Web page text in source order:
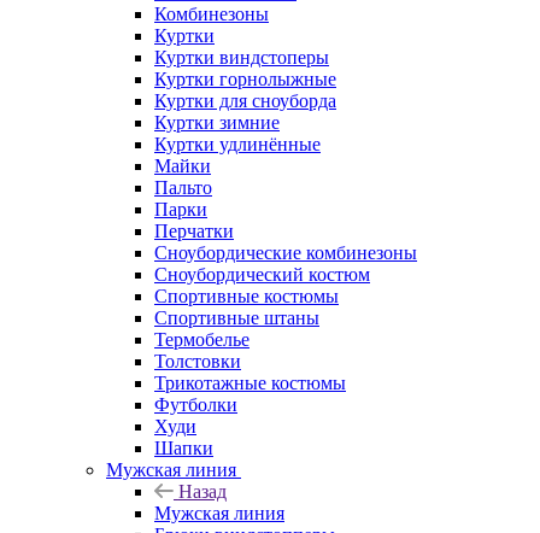
Комбинезоны
Куртки
Куртки виндстоперы
Куртки горнолыжные
Куртки для сноуборда
Куртки зимние
Куртки удлинённые
Майки
Пальто
Парки
Перчатки
Сноубордические комбинезоны
Сноубордический костюм
Спортивные костюмы
Спортивные штаны
Термобелье
Толстовки
Трикотажные костюмы
Футболки
Худи
Шапки
Мужская линия
Назад
Мужская линия